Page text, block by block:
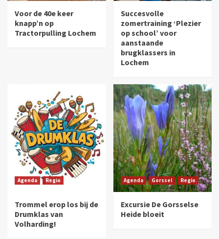
Voor de 40e keer
knapp’n op
Tractorpulling Lochem
Succesvolle
zomertraining ‘Plezier
op school’ voor
aanstaande
brugklassers in
Lochem
Agenda Regio
Trommel erop los bij de
Drumklas van
Volharding!
Agenda Gorssel Regio
Excursie De Gorsselse
Heide bloeit